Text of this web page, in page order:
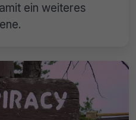
ein weiteres